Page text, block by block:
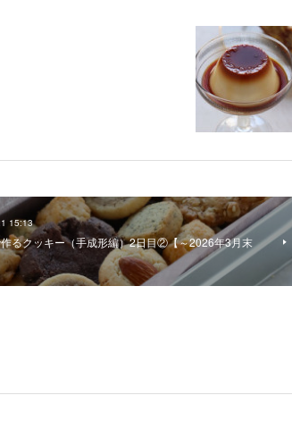
15:13
るクッキー（手成形編）2日目②【～2026年3月末